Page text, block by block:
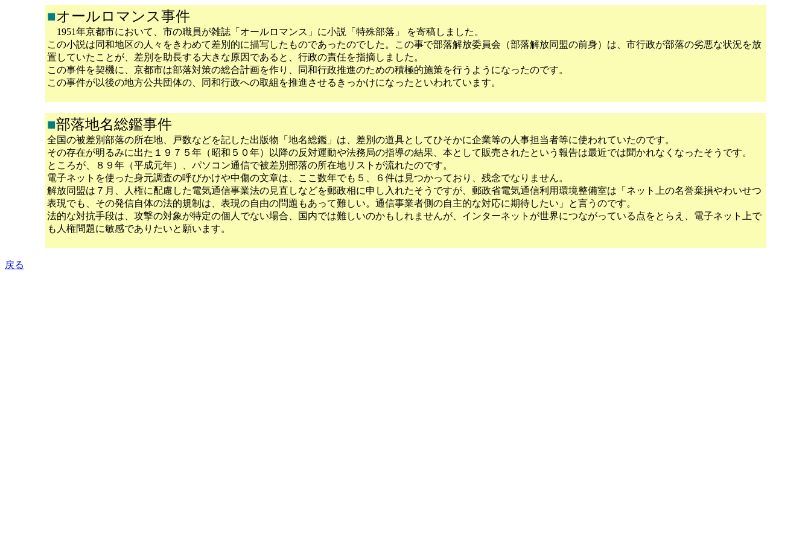
■オールロマンス事件
1951年京都市において、市の職員が雑誌「オールロマンス」に小説「特殊部落」 を寄稿しました。
この小説は同和地区の人々をきわめて差別的に描写したものであったのでした。この事で部落解放委員会（部落解放同盟の前身）は、市行政が部落の劣悪な状況を放
置していたことが、差別を助長する大きな原因であると、行政の責任を指摘しました。
この事件を契機に、京都市は部落対策の総合計画を作り、同和行政推進のための積極的施策を行うようになったのです。
この事件が以後の地方公共団体の、同和行政への取組を推進させるきっかけになったといわれています。
■部落地名総鑑事件
全国の被差別部落の所在地、戸数などを記した出版物「地名総鑑」は、差別の道具としてひそかに企業等の人事担当者等に使われていたのです。
その存在が明るみに出た１９７５年（昭和５０年）以降の反対運動や法務局の指導の結果、本として販売されたという報告は最近では聞かれなくなったそうです。
ところが、８９年（平成元年）、パソコン通信で被差別部落の所在地リストが流れたのです。
電子ネットを使った身元調査の呼びかけや中傷の文章は、ここ数年でも５、６件は見つかっており、残念でなりません。
解放同盟は７月、人権に配慮した電気通信事業法の見直しなどを郵政相に申し入れたそうですが、郵政省電気通信利用環境整備室は「ネット上の名誉棄損やわいせつ
表現でも、その発信自体の法的規制は、表現の自由の問題もあって難しい。通信事業者側の自主的な対応に期待したい」と言うのです。
法的な対抗手段は、攻撃の対象が特定の個人でない場合、国内では難しいのかもしれませんが、インターネットが世界につながっている点をとらえ、電子ネット上で
も人権問題に敏感でありたいと願います。
戻る